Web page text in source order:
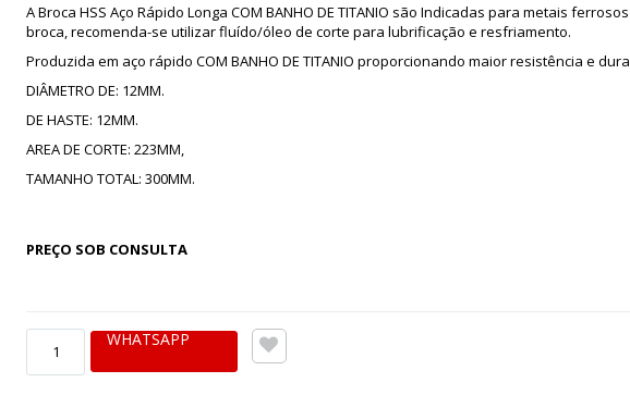
A Broca HSS Aço Rápido Longa COM BANHO DE TITANIO são Indicadas para metais
broca, recomenda-se utilizar fluído/óleo de corte para lubrificação e resfriamento.
Produzida em aço rápido COM BANHO DE TITANIO proporcionando maior resistência e
DIÂMETRO DE: 12MM.
DE HASTE: 12MM.
AREA DE CORTE: 223MM,
TAMANHO TOTAL: 300MM.
PREÇO SOB CONSULTA
WHATSAPP